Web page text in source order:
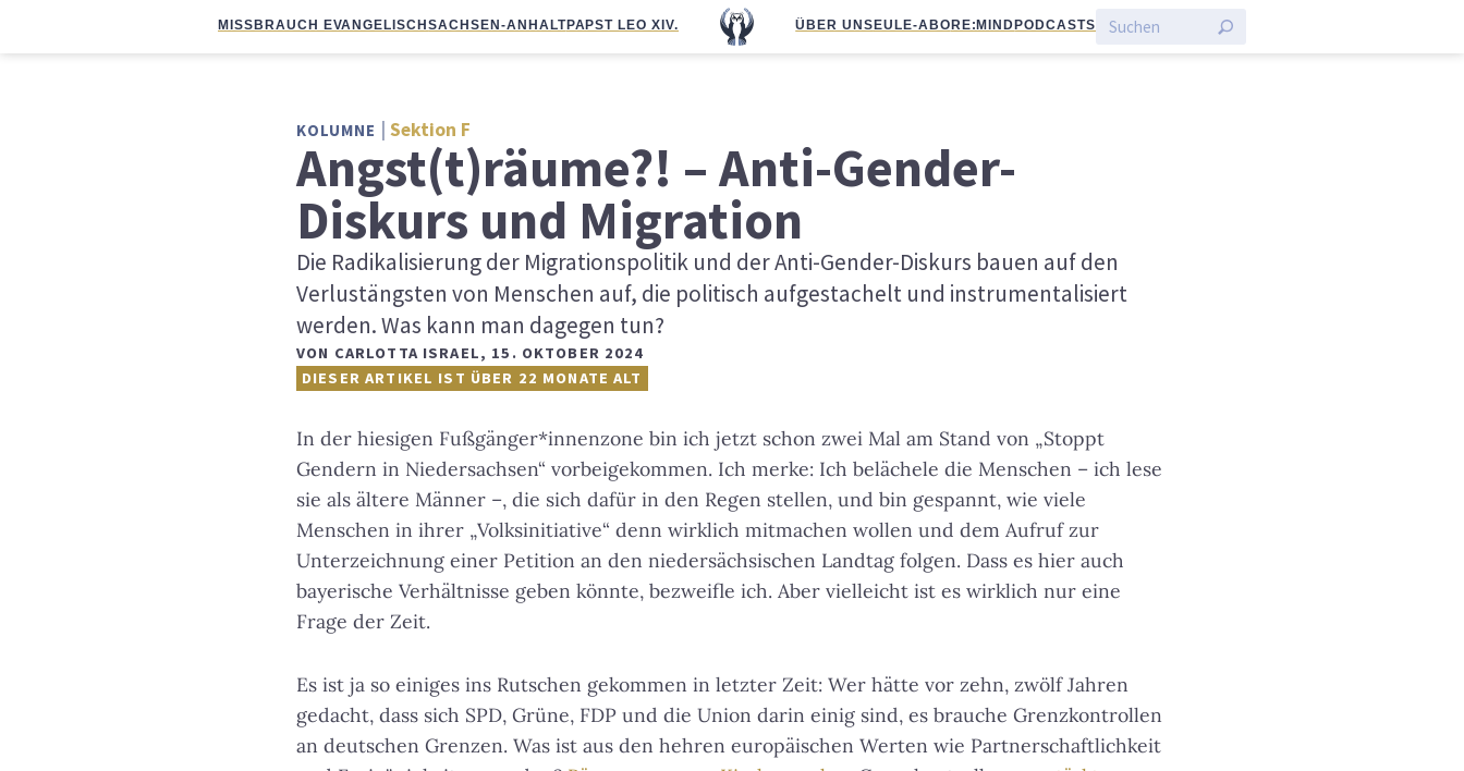
MISSBRAUCH EVANGELISCHSACHSEN-ANHALTPAPST LEO XIV. ÜBER UNS EULE-ABO RE:MIND PODCASTS
KOLUMNE Sektion F
Angst(t)räume?! – Anti-Gender-
Diskurs und Migration
Die Radikalisierung der Migrationspolitik und der Anti-Gender-Diskurs bauen auf den
Verlustängsten von Menschen auf, die politisch aufgestachelt und instrumentalisiert
werden. Was kann man dagegen tun?
VON CARLOTTA ISRAEL, 15. OKTOBER 2024
DIESER ARTIKEL IST ÜBER 22 MONATE ALT
In der hiesigen Fußgänger*innenzone bin ich jetzt schon zwei Mal am Stand von „Stoppt
Gendern in Niedersachsen“ vorbeigekommen. Ich merke: Ich belächele die Menschen – ich lese
sie als ältere Männer –, die sich dafür in den Regen stellen, und bin gespannt, wie viele
Menschen in ihrer „Volksinitiative“ denn wirklich mitmachen wollen und dem Aufruf zur
Unterzeichnung einer Petition an den niedersächsischen Landtag folgen. Dass es hier auch
bayerische Verhältnisse geben könnte, bezweifle ich. Aber vielleicht ist es wirklich nur eine
Frage der Zeit.
Es ist ja so einiges ins Rutschen gekommen in letzter Zeit: Wer hätte vor zehn, zwölf Jahren
gedacht, dass sich SPD, Grüne, FDP und die Union darin einig sind, es brauche Grenzkontrollen
an deutschen Grenzen. Was ist aus den hehren europäischen Werten wie Partnerschaftlichkeit